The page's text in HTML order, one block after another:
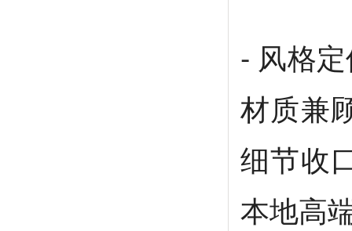
- 风格
材质兼
细节收
本地高